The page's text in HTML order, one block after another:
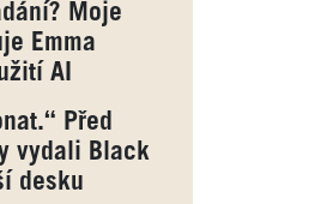
Moje
Emma
AI
Před
vydali Black
desku